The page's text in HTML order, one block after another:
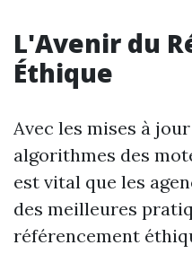
L'Avenir du
Éthique
Avec les mises à
algorithmes des
est vital que les
des meilleures
référencement